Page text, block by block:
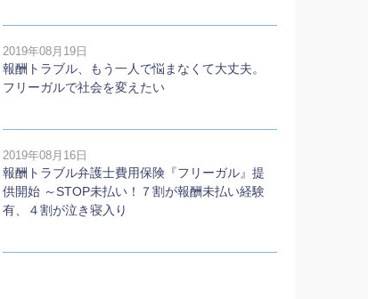
2019年08月19日
報酬トラブル、もう一人で悩まなくて大丈夫。
フリーガルで社会を変えたい
2019年08月16日
報酬トラブル弁護士費用保険『フリーガル』提
供開始 ～STOP未払い！７割が報酬未払い経験
有、４割が泣き寝入り